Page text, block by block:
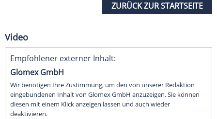
ZURÜCK ZUR STARTSEITE
Video
Empfohlener externer Inhalt:
Glomex GmbH
Wir benötigen Ihre Zustimmung, um den von unserer Redaktion
eingebundenen Inhalt von Glomex GmbH anzuzeigen. Sie können
diesen mit einem Klick anzeigen lassen und auch wieder
deaktivieren.